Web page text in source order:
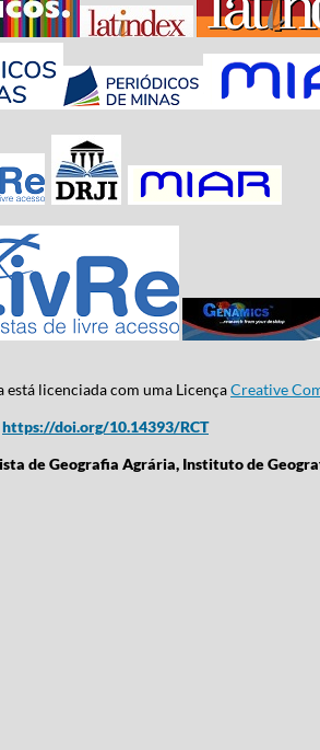
está licenciada com uma LicençaCreative
https://doi.org/10.14393/RCT
de Geografia Agrária, Instituto de